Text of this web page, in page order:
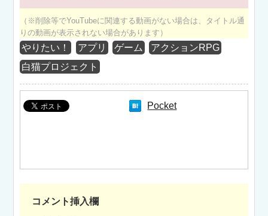
（※削除等でYouTubeに関連する動画がない場合は、タイトル通
りの動画が表示されない場合があります）
やりたい！ アプリ ゲーム
アクションRPG
白猫プロジェクト
Pocket
コメント挿入欄